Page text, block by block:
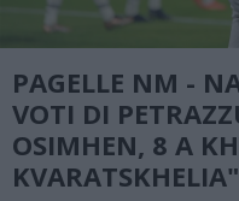
PAGELLE NM -
VOTI DI
OSIMHEN, 8 A
KVARATSKHELIA"